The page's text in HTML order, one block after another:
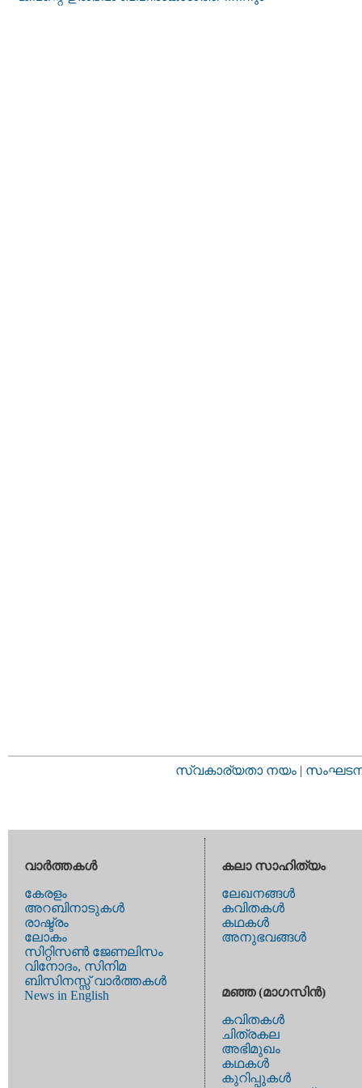
സ്വകാര്യതാ നയം |
വാര്‍ത്തകള്‍
കേരളം
അറബിനാടുകള്‍
രാഷ്ട്രം
ലോകം
സിറ്റിസണ്‍ ജേണലിസം
വിനോദം, സിനിമ
ബിസിനസ്സ് വാര്‍ത്തകള്‍
News in English
കലാ സാഹിത്യം
ലേഖനങ്ങള്‍
കവിതകള്‍
കഥകള്‍
അനുഭവങ്ങള്‍
മഞ്ഞ (മാഗസിന്‍)
കവിതകള്‍
ചിത്രകല
അഭിമുഖം
കഥകള്‍
കുറിപ്പുകള്‍